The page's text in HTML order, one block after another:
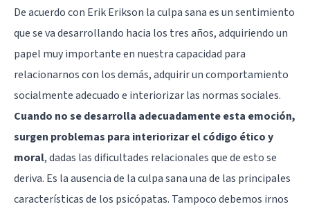
De acuerdo con Erik Erikson la culpa sana es un sentimiento
que se va desarrollando hacia los tres años, adquiriendo un
papel muy importante en nuestra capacidad para
relacionarnos con los demás, adquirir un comportamiento
socialmente adecuado e interiorizar las normas sociales.
Cuando no se desarrolla adecuadamente esta emoción,
surgen problemas para interiorizar el código ético y
moral, dadas las dificultades relacionales que de esto se
deriva. Es la ausencia de la culpa sana una de las principales
características de los psicópatas. Tampoco debemos irnos